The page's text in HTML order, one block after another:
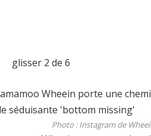
glisser 2 de 6
Photo : Instagram de